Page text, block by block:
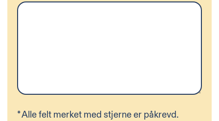
*Alle felt merket med stjerne er påkrevd.